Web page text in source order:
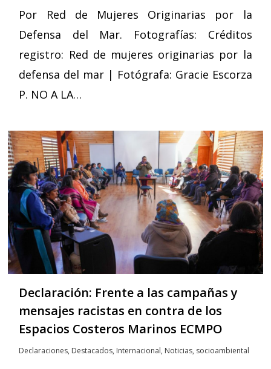
Por Red de Mujeres Originarias por la
Defensa del Mar. Fotografías: Créditos
registro: Red de mujeres originarias por la
defensa del mar | Fotógrafa: Gracie Escorza
P. NO A LA…
Declaración: Frente a las campañas y
mensajes racistas en contra de los
Espacios Costeros Marinos ECMPO
Declaraciones, Destacados, Internacional, Noticias, socioambiental